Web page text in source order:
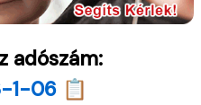
adószám:
1-06 📋